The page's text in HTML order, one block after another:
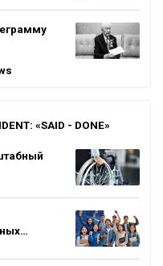
«SAID - DONE»